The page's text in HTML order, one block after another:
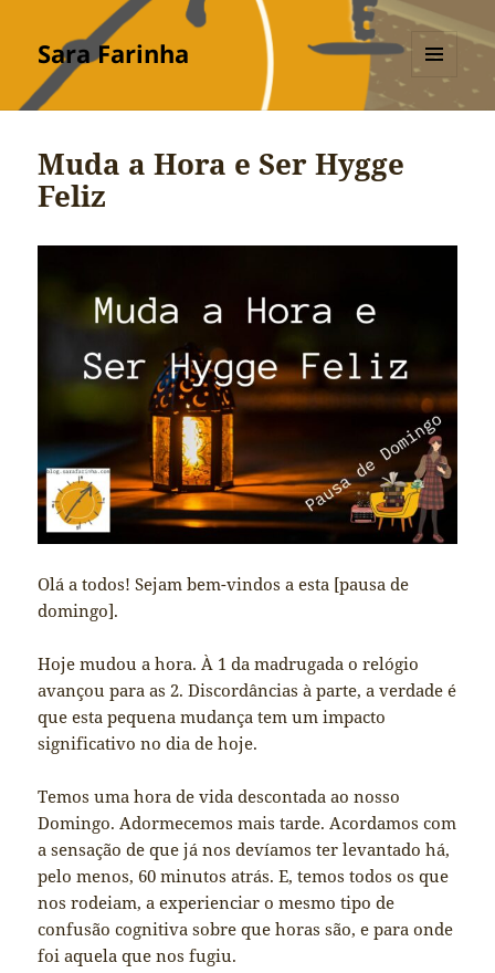
Sara Farinha
MENU
Muda a Hora e Ser Hygge
Feliz
Olá a todos! Sejam bem-vindos a esta [pausa de
domingo].
Hoje mudou a hora. À 1 da madrugada o relógio
avançou para as 2. Discordâncias à parte, a verdade é
que esta pequena mudança tem um impacto
significativo no dia de hoje.
Temos uma hora de vida descontada ao nosso
Domingo. Adormecemos mais tarde. Acordamos com
a sensação de que já nos devíamos ter levantado há,
pelo menos, 60 minutos atrás. E, temos todos os que
nos rodeiam, a experienciar o mesmo tipo de
confusão cognitiva sobre que horas são, e para onde
foi aquela que nos fugiu.